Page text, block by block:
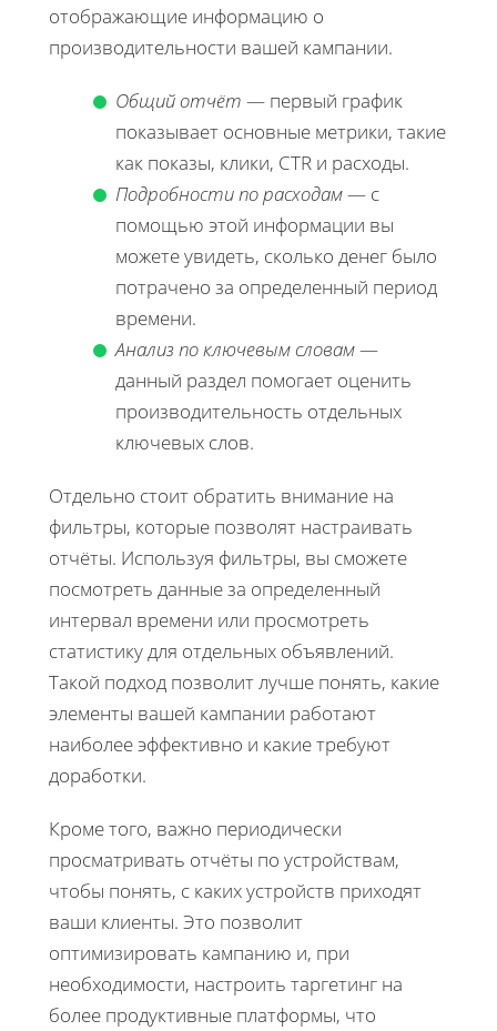
отображающие информацию о
производительности вашей кампании.
Общий отчёт — первый график
показывает основные метрики, такие
как показы, клики, CTR и расходы.
Подробности по расходам— с
помощью этой информации вы
можете увидеть, сколько денег было
потрачено за определенный период
времени.
Анализ по ключевым словам—
данный раздел помогает оценить
производительность отдельных
ключевых слов.
Отдельно стоит обратить внимание на
фильтры, которые позволят настраивать
отчёты. Используя фильтры, вы сможете
посмотреть данные за определенный
интервал времени или просмотреть
статистику для отдельных объявлений.
Такой подход позволит лучше понять, какие
элементы вашей кампании работают
наиболее эффективно и какие требуют
доработки.
Кроме того, важно периодически
просматривать отчёты по устройствам,
чтобы понять, с каких устройств приходят
ваши клиенты. Это позволит
оптимизировать кампанию и, при
необходимости, настроить таргетинг на
более продуктивные платформы, что